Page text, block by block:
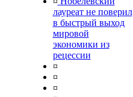
лауреат не поверил
в быстрый выход
мировой
экономики из
рецессии
¤
¤
¤